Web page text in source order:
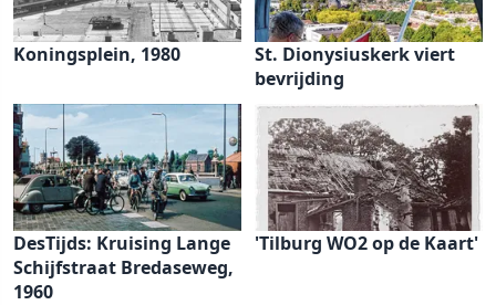
Koningsplein, 1980
St. Dionysiuskerk viert
bevrijding
DesTijds: Kruising Lange
Schijfstraat Bredaseweg,
1960
'Tilburg WO2 op de Kaart'